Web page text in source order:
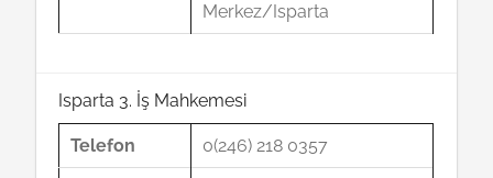
Merkez/Isparta
Isparta 3. İş Mahkemesi
Telefon 0(246) 218 0357